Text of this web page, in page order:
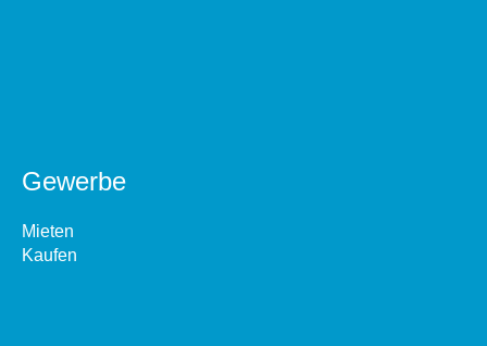
Gewerbe
Mieten
Kaufen